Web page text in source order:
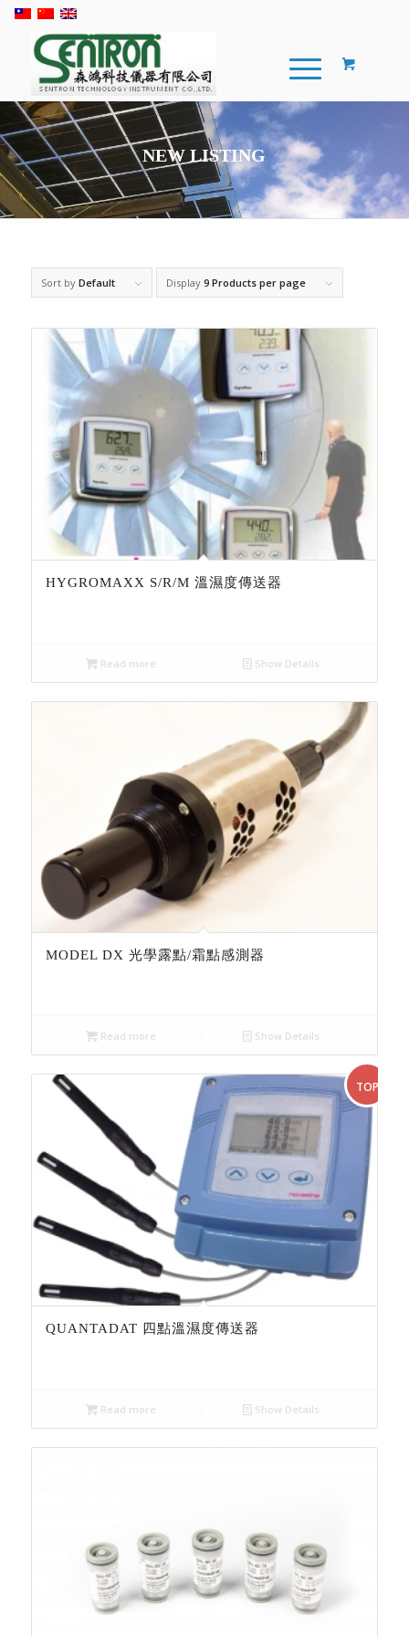
NEW LISTING
Sort by Default Display 9 Products per page
HYGROMAXX S/R/M 溫濕度傳送器
Read more Show Details
MODEL DX 光學露點/霜點感測器
Read more Show Details
TOP
QUANTADAT 四點溫濕度傳送器
Read more Show Details